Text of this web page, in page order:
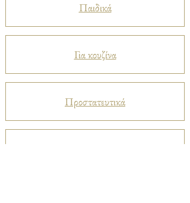
Παιδικά
Για κουζίνα
Προστατευτικά